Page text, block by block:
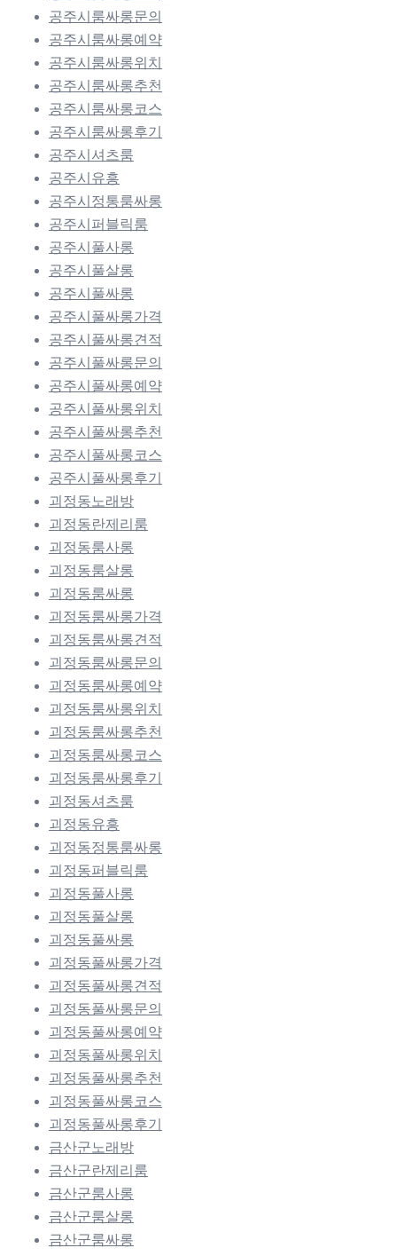
공주시룸싸롱문의
공주시룸싸롱예약
공주시룸싸롱위치
공주시룸싸롱추천
공주시룸싸롱코스
공주시룸싸롱후기
공주시셔츠룸
공주시유흥
공주시정통룸싸롱
공주시퍼블릭룸
공주시풀사롱
공주시풀살롱
공주시풀싸롱
공주시풀싸롱가격
공주시풀싸롱견적
공주시풀싸롱문의
공주시풀싸롱예약
공주시풀싸롱위치
공주시풀싸롱추천
공주시풀싸롱코스
공주시풀싸롱후기
괴정동노래방
괴정동란제리룸
괴정동룸사롱
괴정동룸살롱
괴정동룸싸롱
괴정동룸싸롱가격
괴정동룸싸롱견적
괴정동룸싸롱문의
괴정동룸싸롱예약
괴정동룸싸롱위치
괴정동룸싸롱추천
괴정동룸싸롱코스
괴정동룸싸롱후기
괴정동셔츠룸
괴정동유흥
괴정동정통룸싸롱
괴정동퍼블릭룸
괴정동풀사롱
괴정동풀살롱
괴정동풀싸롱
괴정동풀싸롱가격
괴정동풀싸롱견적
괴정동풀싸롱문의
괴정동풀싸롱예약
괴정동풀싸롱위치
괴정동풀싸롱추천
괴정동풀싸롱코스
괴정동풀싸롱후기
금산군노래방
금산군란제리룸
금산군룸사롱
금산군룸살롱
금산군룸싸롱